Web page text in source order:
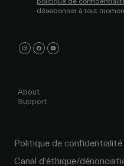
désabonner à tout
About
Support
Politique de confidentialité
Canal d’éthique/